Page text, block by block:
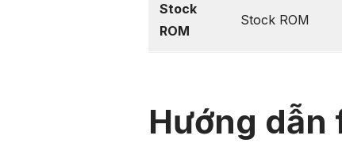
Stock
ROM
Stock ROM
Hướng dẫn